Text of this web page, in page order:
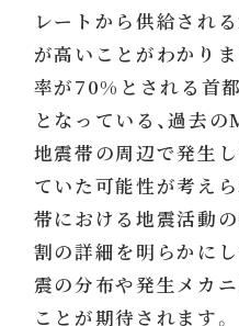
レートから供給され
が高いことがわかり
率が70%とされる首
となっている、過去
地震帯の周辺で発生
ていた可能性が考え
帯における地震活動
割の詳細を明らかに
震の分布や発生メカ
ことが期待されます。